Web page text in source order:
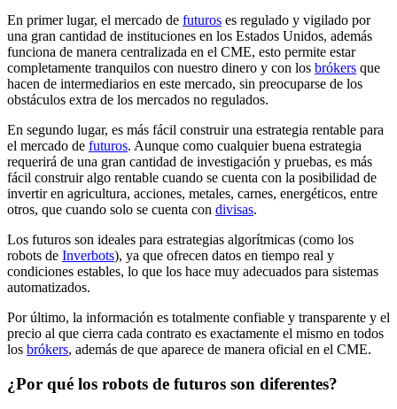
En primer lugar, el mercado de futuros es regulado y vigilado por
una gran cantidad de instituciones en los Estados Unidos, además
funciona de manera centralizada en el CME, esto permite estar
completamente tranquilos con nuestro dinero y con los brókers que
hacen de intermediarios en este mercado, sin preocuparse de los
obstáculos extra de los mercados no regulados.
En segundo lugar, es más fácil construir una estrategia rentable para
el mercado de futuros. Aunque como cualquier buena estrategia
requerirá de una gran cantidad de investigación y pruebas, es más
fácil construir algo rentable cuando se cuenta con la posibilidad de
invertir en agricultura, acciones, metales, carnes, energéticos, entre
otros, que cuando solo se cuenta con divisas.
Los futuros son ideales para estrategias algorítmicas (como los
robots de Inverbots), ya que ofrecen datos en tiempo real y
condiciones estables, lo que los hace muy adecuados para sistemas
automatizados.
Por último, la información es totalmente confiable y transparente y el
precio al que cierra cada contrato es exactamente el mismo en todos
los brókers, además de que aparece de manera oficial en el CME.
¿Por qué los robots de futuros son diferentes?